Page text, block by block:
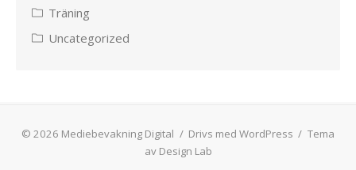
Träning
Uncategorized
© 2026 Mediebevakning Digital / Drivs med WordPress / Tema
av Design Lab